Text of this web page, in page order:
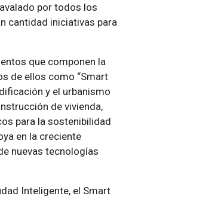
por todos los
cantidad iniciativas para
que componen la
de ellos como “Smart
y el urbanismo
de vivienda,
para la sostenibilidad
en la creciente
nuevas tecnologías
Inteligente, el Smart